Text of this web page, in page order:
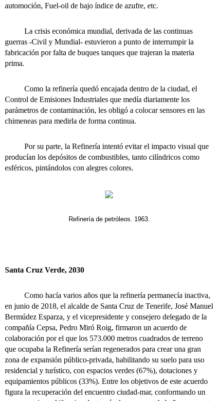
automoción, Fuel-oil de bajo índice de azufre, etc.
La crisis económica mundial, derivada de las continuas
guerras -Civil y Mundial- estuvieron a punto de interrumpir la
fabricación por falta de buques tanques que trajeran la materia
prima.
Como la refinería quedó encajada dentro de la ciudad, el
Control de Emisiones Industriales que medía diariamente los
parámetros de contaminación, les obligó a colocar sensores en las
chimeneas para medirla de forma continua.
Por su parte, la Refinería intentó evitar el impacto visual que
producían los depósitos de combustibles, tanto cilíndricos como
esféricos, pintándolos con alegres colores.
Refinería de petróleos. 1963.
Santa Cruz Verde, 2030
Como hacía varios años que la refinería permanecía inactiva,
en junio de 2018, el alcalde de Santa Cruz de Tenerife, José Manuel
Bermúdez Esparza, y el vicepresidente y consejero delegado de la
compañía Cepsa, Pedro Miró Roig, firmaron un acuerdo de
colaboración por el que los 573.000 metros cuadrados de terreno
que ocupaba la Refinería serían regenerados para crear una gran
zona de expansión público-privada, habilitando su suelo para uso
residencial y turístico, con espacios verdes (67%), dotaciones y
equipamientos públicos (33%). Entre los objetivos de este acuerdo
figura la recuperación del encuentro ciudad-mar, conformando un